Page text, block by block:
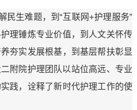
民生难题，到“互联网+护理服务”
理锤炼专业价值，到人文关怀传
夯实发展根基，到基层帮扶彰显
附院护理团队以站位高远、专业
践，诠释了新时代护理工作的使